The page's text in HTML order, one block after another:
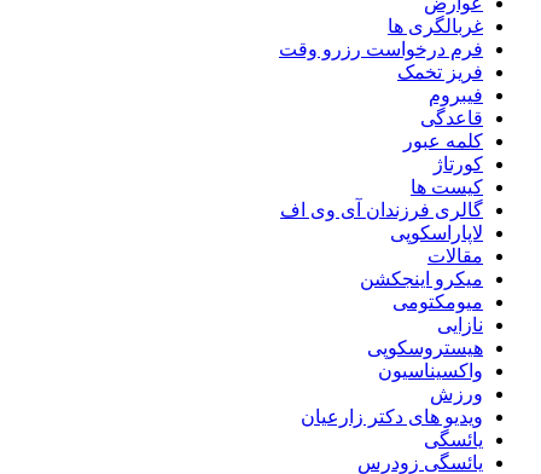
غربالگری ها
فرم درخواست رزرو وقت
فریز تخمک
فیبروم
قاعدگی
کلمه عبور
کورتاژ
کیست ها
گالری فرزندان آی وی اف
لاپاراسکوپی
مقالات
میکرو اینجکشن
میومکتومی
نازایی
هیستروسکوپی
واکسیناسیون
ورزش
ویدیو های دکتر زارعیان
یائسگی
یائسگی زودرس